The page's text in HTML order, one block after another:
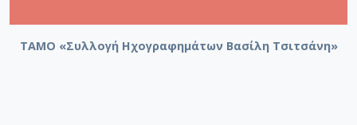
ΤΑΜΟ «Συλλογή Ηχογραφημάτων Βασίλη Τσιτσάνη»